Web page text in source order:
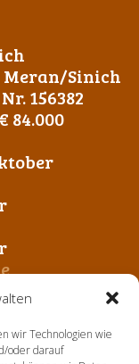
wir Technologien wie
oder darauf
Meran/Sinich
156382
84.000
März